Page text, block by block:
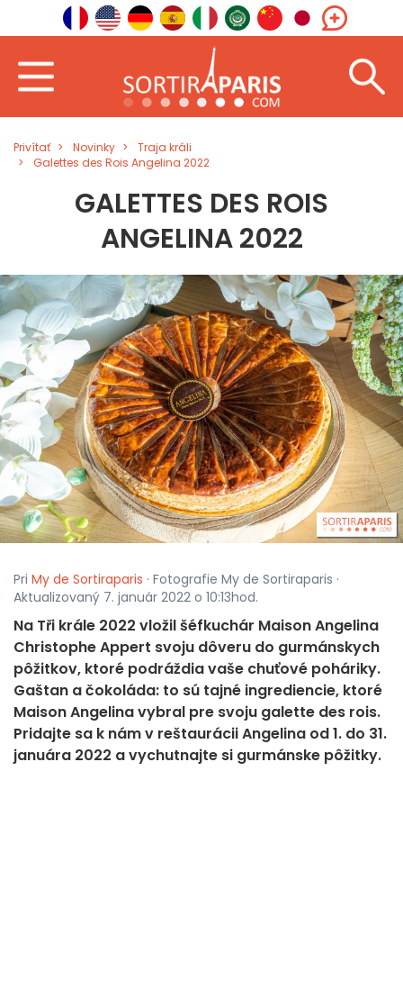
Privítať Novinky
Traja králi
Galettes des Rois Angelina 2022
GALETTES DES ROIS
ANGELINA 2022
Pri My de Sortiraparis · Fotografie My de Sortiraparis ·
Aktualizovaný 7. január 2022 o 10:13hod.
Na Tři krále 2022 vložil šéfkuchár Maison Angelina
Christophe Appert svoju dôveru do gurmánskych
pôžitkov, ktoré podráždia vaše chuťové poháriky.
Gaštan a čokoláda: to sú tajné ingrediencie, ktoré
Maison Angelina vybral pre svoju galette des rois.
Pridajte sa k nám v reštaurácii Angelina od 1. do 31.
januára 2022 a vychutnajte si gurmánske pôžitky.